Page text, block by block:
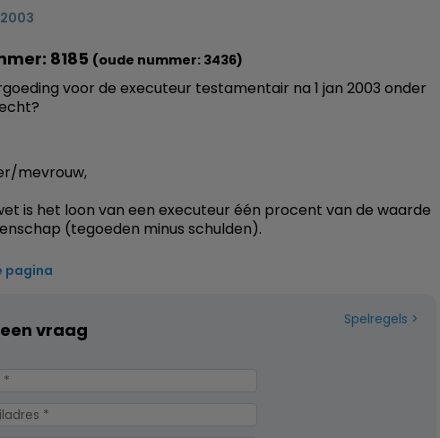
8185 (oude nummer: 3436)
voor de executeur testamentair na 1 jan 2003 onder
mevrouw,
is het loon van een executeur één procent van de waarde
(tegoeden minus schulden).
pagina
Spelregels
vraag